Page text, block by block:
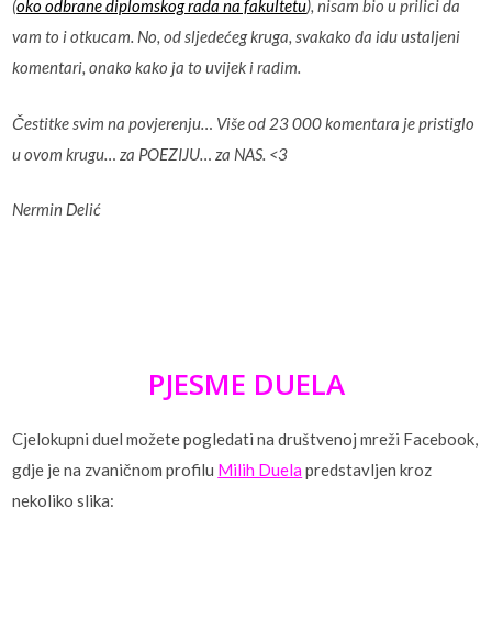
(oko odbrane diplomskog rada na fakultetu), nisam bio u prilici da
vam to i otkucam. No, od sljedećeg kruga, svakako da idu ustaljeni
komentari, onako kako ja to uvijek i radim.
Čestitke svim na povjerenju… Više od 23 000 komentara je pristiglo
u ovom krugu… za POEZIJU… za NAS. <3
Nermin Delić
PJESME DUELA
Cjelokupni duel možete pogledati na društvenoj mreži Facebook,
gdje je na zvaničnom profilu Milih Duelapredstavljen kroz
nekoliko slika: